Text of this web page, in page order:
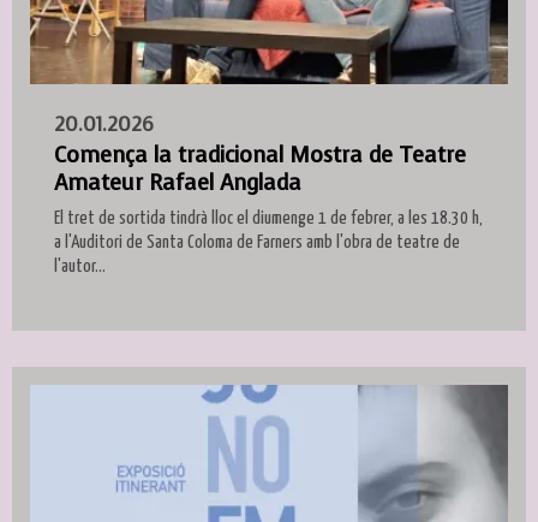
20.01.2026
Comença la tradicional Mostra de Teatre
Amateur Rafael Anglada
El tret de sortida tindrà lloc el diumenge 1 de febrer, a les 18.30 h,
a l'Auditori de Santa Coloma de Farners amb l'obra de teatre de
l'autor...